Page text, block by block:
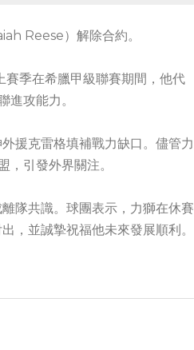
Reese）解除合約。
季在希臘甲級聯賽期間，他代
攻能力。
援克雷格填補戰力缺口。儘管力
引發外界關注。
隊共識。球團表示，力獅在休賽
，並誠摯祝福他未來發展順利。